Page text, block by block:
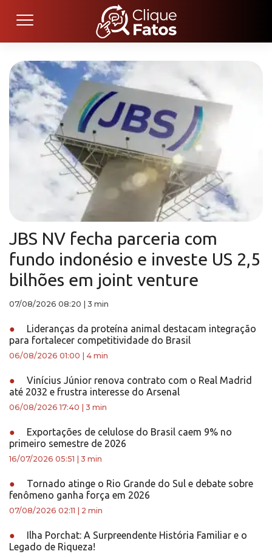
JBS NV fecha parceria com
fundo indonésio e investe US 2,5
bilhões em joint venture
07/08/2026 08:20 3 min
●
Lideranças da proteína animal destacam integração
para fortalecer competitividade do Brasil
06/08/2026 01:00 4 min
●
Vinícius Júnior renova contrato com o Real Madrid
até 2032 e frustra interesse do Arsenal
06/08/2026 17:40 3 min
●
Exportações de celulose do Brasil caem 9% no
primeiro semestre de 2026
16/07/2026 05:51 3 min
●
Tornado atinge o Rio Grande do Sul e debate sobre
fenômeno ganha força em 2026
07/08/2026 02:11 2 min
●
Ilha Porchat: A Surpreendente História Familiar e o
Legado de Riqueza!